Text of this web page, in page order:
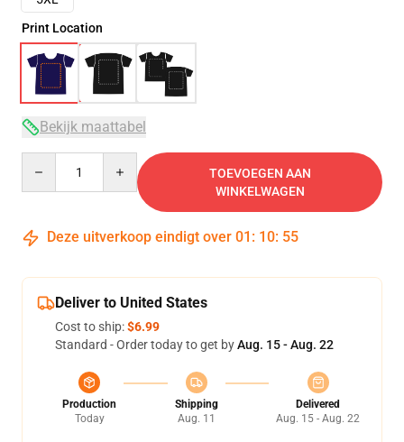
Print Location
Bekijk maattabel
TOEVOEGEN AAN
WINKELWAGEN
Deze uitverkoop eindigt over 01 : 10: 54
Deliver to United States
Cost to ship:$6.99
Standard - Order today to get byAug. 15 - Aug. 22
Production
Today
Shipping
Aug. 11
Delivered
Aug. 15 - Aug. 22